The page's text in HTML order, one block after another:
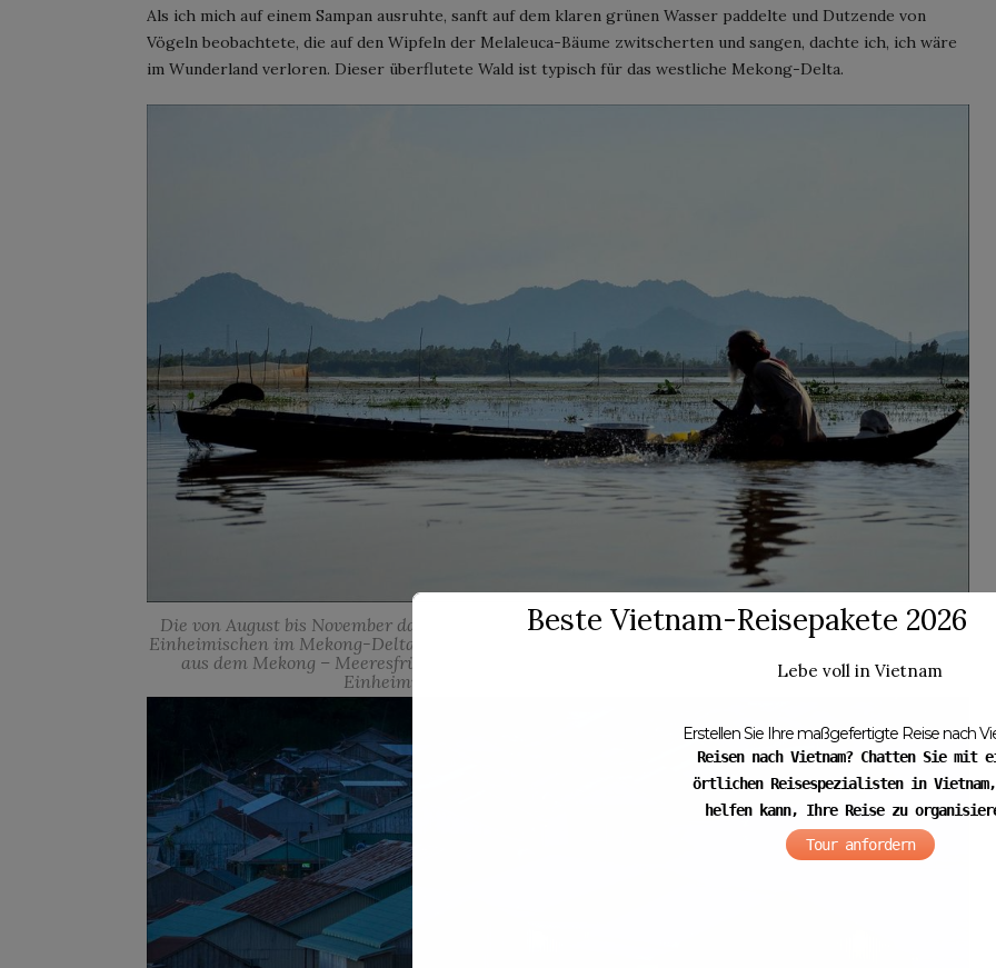
Als ich mich auf einem Sampan ausruhte, sanft auf dem klaren grünen Wasser paddelte und Dutzende von
Vögeln beobachtete, die auf den Wipfeln der Melaleuca-Bäume zwitscherten und sangen, dachte ich, ich wäre
im Wunderland verloren. Dieser überflutete Wald ist typisch für das westliche Mekong-Delta.
Die von August bis November dauernde Floating-Saison stellt eine wichtige Einnahmequelle für die
Einheimischen im Mekong-Delta im Allgemeinen und in An Giang im Besonderen dar. Die Geschenke
aus dem Mekong – Meeresfrüchte und Schwemmland – werden dazu beitragen, das Leben der
Einheimischen hier zu verbessern. Foto von : Long LR.
Beste Vietnam-Reisepakete 2026
Lebe voll in Vietnam
Erstellen Sie Ihre maßgefertigte Reise nach
Reisen nach Vietnam? Chatten Sie mit
örtlichen Reisespezialisten in
helfen kann, Ihre Reise zu
Tour anfordern